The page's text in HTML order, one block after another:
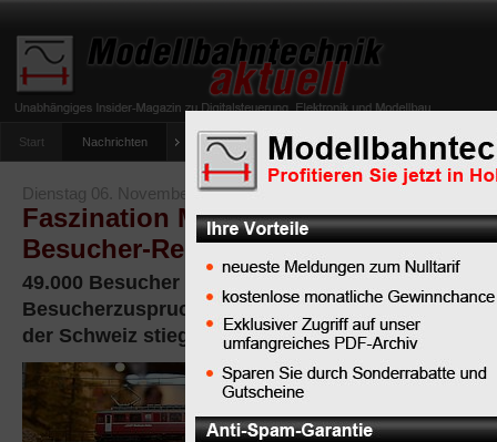
Start Nachrichten Tipps Newsletter Archiv Magazin
umfrage-viessmann-multiprotokoll-lichtdecoder
Dienstag 06. November 2012
Faszination Modellbau
Besucher-Rekord
49.000 Besucher sahen Modellbau-Highlights -
Besucherzuspruch für die Modelleisenbahn -
der Schweiz stieg auf 18%.
Am Sonntag
endete die
„Faszination